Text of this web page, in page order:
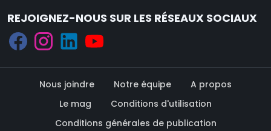
REJOIGNEZ-NOUS SUR LES RÉSEAUX SOCIAUX
Nous joindre Notre équipe
A propos
Le mag
Conditions d'utilisation
Conditions générales de publication